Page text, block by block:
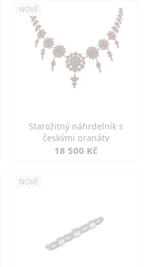
NOVÉ
Starožitný náhrdelník s
českými granáty
18 500 Kč
NOVÉ